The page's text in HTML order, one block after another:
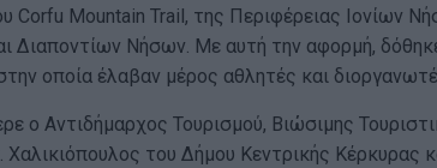
Corfu Mountain Trail, της Περιφέρειας Ιονίων
Διαποντίων Νήσων. Με αυτή την αφορμή,
οποία έλαβαν μέρος αθλητές και
ο Αντιδήμαρχος Τουρισμού, Βιώσιμης
του Δήμου Κεντρικής Κέρκυρας